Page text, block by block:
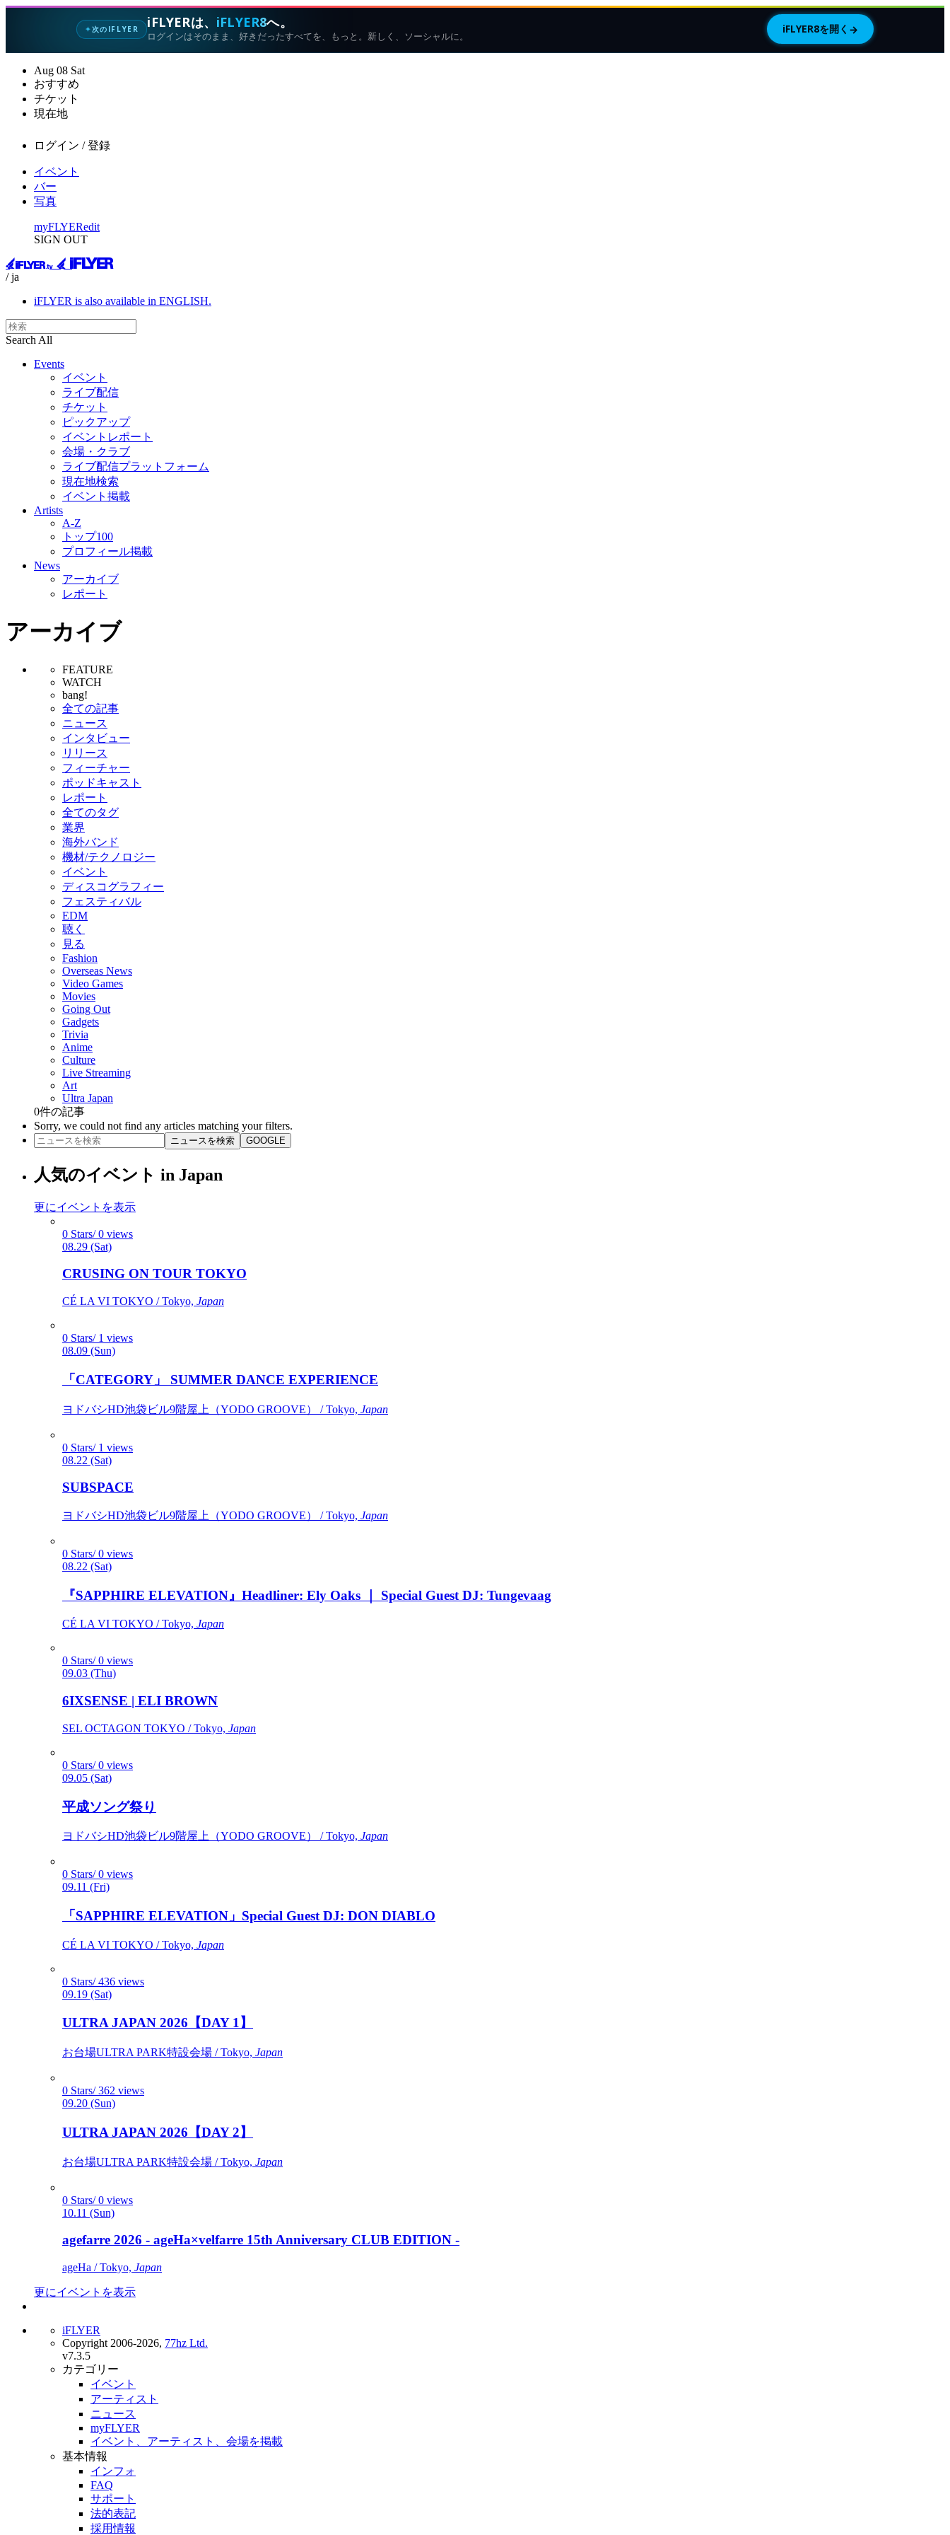
✦次のIFLYER iFLYERは、 iFLYER8へ。
ログインはそのまま、好きだったすべてを、もっと。新しく、ソーシャルに。
iFLYER8を開く →
Aug 08 Sat
おすすめ
チケット
現在地
ログイン / 登録
イベント
バー
写真
myFLYERedit
SIGN OUT
/ ja
iFLYER is also available in ENGLISH.
Search All
Events
イベント
ライブ配信
チケット
ピックアップ
イベントレポート
会場・クラブ
ライブ配信プラットフォーム
現在地検索
イベント掲載
Artists
A-Z
トップ100
プロフィール掲載
News
アーカイブ
レポート
アーカイブ
FEATURE
WATCH
bang!
全ての記事
ニュース
インタビュー
リリース
フィーチャー
ポッドキャスト
レポート
全てのタグ
業界
海外バンド
機材/テクノロジー
イベント
ディスコグラフィー
フェスティバル
EDM
聴く
見る
Fashion
Overseas News
Video Games
Movies
Going Out
Gadgets
Trivia
Anime
Culture
Live Streaming
Art
Ultra Japan
0件の記事
Sorry, we could not find any articles matching your filters.
ニュースを検索 GOOGLE
人気のイベント in Japan
更にイベントを表示
0 Stars/ 0 views
08.29 (Sat)
CRUSING ON TOUR TOKYO
CÉ LA VI TOKYO / Tokyo, Japan
0 Stars/ 1 views
08.09 (Sun)
「CATEGORY」 SUMMER DANCE EXPERIENCE
ヨドバシHD池袋ビル9階屋上（YODO GROOVE） / Tokyo, Japan
0 Stars/ 1 views
08.22 (Sat)
SUBSPACE
ヨドバシHD池袋ビル9階屋上（YODO GROOVE） / Tokyo, Japan
0 Stars/ 0 views
08.22 (Sat)
『SAPPHIRE ELEVATION』Headliner: Ely Oaks ｜ Special Guest DJ: Tungevaag
CÉ LA VI TOKYO / Tokyo, Japan
0 Stars/ 0 views
09.03 (Thu)
6IXSENSE | ELI BROWN
SEL OCTAGON TOKYO / Tokyo, Japan
0 Stars/ 0 views
09.05 (Sat)
平成ソング祭り
ヨドバシHD池袋ビル9階屋上（YODO GROOVE） / Tokyo, Japan
0 Stars/ 0 views
09.11 (Fri)
「SAPPHIRE ELEVATION」Special Guest DJ: DON DIABLO
CÉ LA VI TOKYO / Tokyo, Japan
0 Stars/ 436 views
09.19 (Sat)
ULTRA JAPAN 2026【DAY 1】
お台場ULTRA PARK特設会場 / Tokyo, Japan
0 Stars/ 362 views
09.20 (Sun)
ULTRA JAPAN 2026【DAY 2】
お台場ULTRA PARK特設会場 / Tokyo, Japan
0 Stars/ 0 views
10.11 (Sun)
agefarre 2026 - ageHa×velfarre 15th Anniversary CLUB EDITION -
ageHa / Tokyo, Japan
更にイベントを表示
iFLYER
Copyright 2006-2026, 77hz Ltd.
v7.3.5
カテゴリー
イベント
アーティスト
ニュース
myFLYER
イベント、アーティスト、会場を掲載
基本情報
インフォ
FAQ
サポート
法的表記
採用情報